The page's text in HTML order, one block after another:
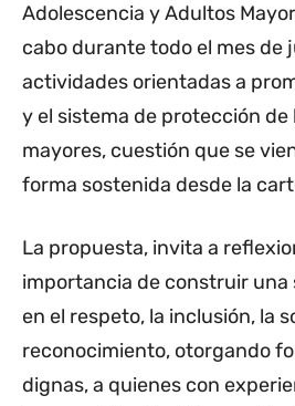
Adolescencia y Adultos
cabo durante todo el mes de
actividades orientadas a
y el sistema de protección de
mayores, cuestión que se
forma sostenida desde la
La propuesta, invita a
importancia de construir una
en el respeto, la inclusión, la
reconocimiento, otorgando
dignas, a quienes con